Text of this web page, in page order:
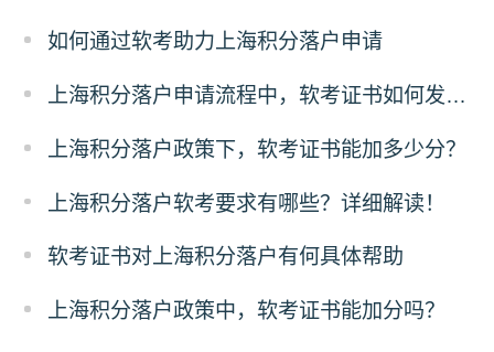
如何通过软考助力上海积分落户申请
上海积分落户申请流程中，软考证书如何发挥作用？
上海积分落户政策下，软考证书能加多少分？
上海积分落户软考要求有哪些？详细解读！
软考证书对上海积分落户有何具体帮助
上海积分落户政策中，软考证书能加分吗？